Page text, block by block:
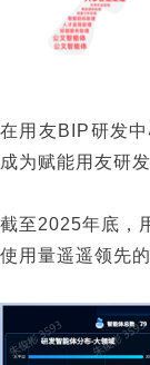
在用友BIP研发
成为赋能用友研
截至2025年底，
使用量遥遥领先